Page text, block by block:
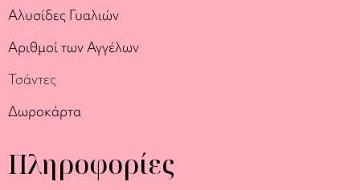
Αλυσίδες Γυαλιών
Αριθμοί των Αγγέλων
Τσάντες
Δωροκάρτα
Πληροφορίες